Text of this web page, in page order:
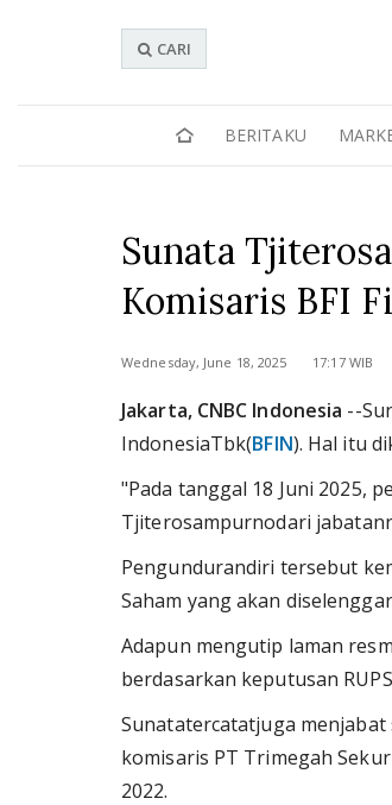
CARI
BERITAKU
Sunata
Komisaris BFI
Wednesday, June 18, 2025 17:17 WIB
Jakarta, CNBC Indonesia --
IndonesiaTbk(BFIN). Hal itu
"Pada tanggal 18 Juni 2025,
Tjiterosampurnodari
Pengundurandiri tersebut
Saham yang akan
Adapun mengutip laman
berdasarkan keputusan
Sunatatercatatjuga menjabat
komisaris PT Trimegah
2022.